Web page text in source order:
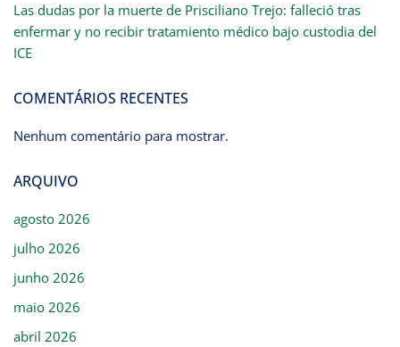
Las dudas por la muerte de Prisciliano Trejo: falleció tras
enfermar y no recibir tratamiento médico bajo custodia del
ICE
COMENTÁRIOS RECENTES
Nenhum comentário para mostrar.
ARQUIVO
agosto 2026
julho 2026
junho 2026
maio 2026
abril 2026